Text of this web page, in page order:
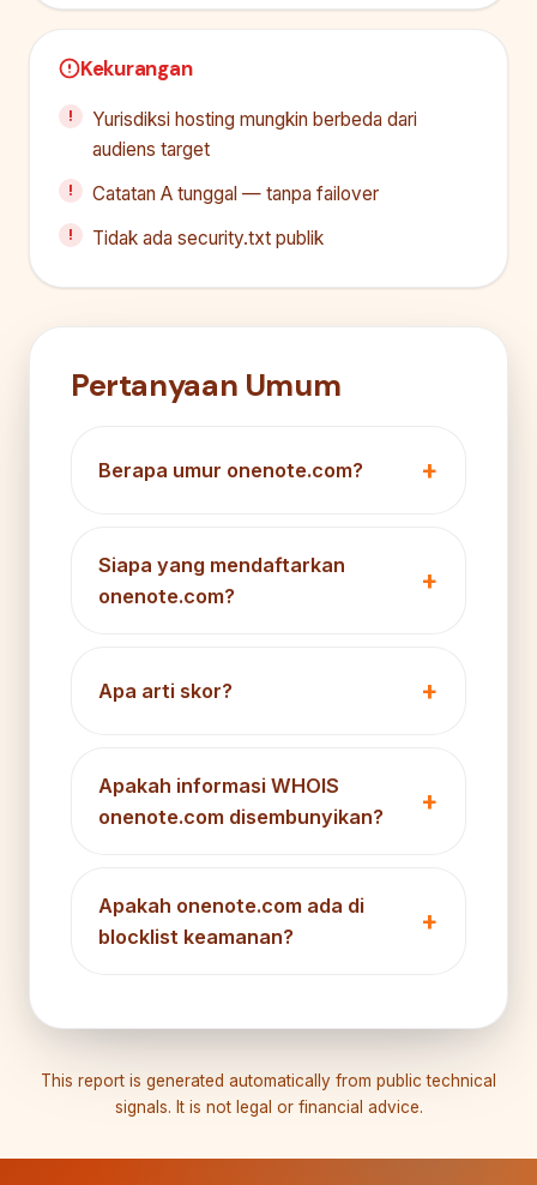
Kekurangan
Yurisdiksi hosting mungkin berbeda dari
audiens target
Catatan A tunggal — tanpa failover
Tidak ada security.txt publik
Pertanyaan Umum
Berapa umur onenote.com?
Siapa yang mendaftarkan
onenote.com?
Apa arti skor?
Apakah informasi WHOIS
onenote.com disembunyikan?
Apakah onenote.com ada di
blocklist keamanan?
This report is generated automatically from public technical
signals. It is not legal or financial advice.